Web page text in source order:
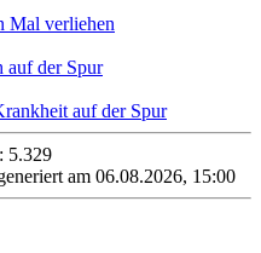
Mal verliehen
auf der Spur
auf der Spur
5.329
am 06.08.2026, 15:00